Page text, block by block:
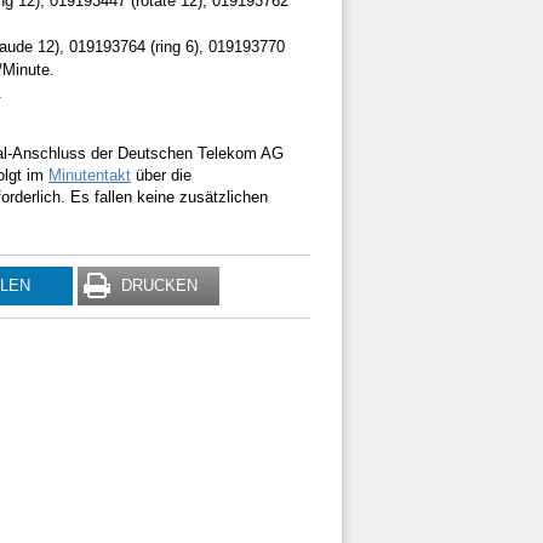
12), 019193764 (ring 6), 019193770
Anschluss der Deutschen Telekom AG
im Minutentakt über die
Es fallen keine zusätzlichen
DRUCKEN